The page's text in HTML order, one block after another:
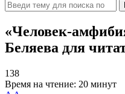
«Человек-
Беляева для
138
Время на чтение: 20 минут